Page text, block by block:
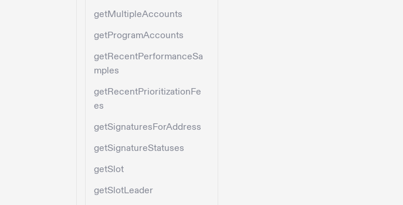
getMultipleAccounts
getProgramAccounts
getRecentPerformanceSa
mples
getRecentPrioritizationFe
es
getSignaturesForAddress
getSignatureStatuses
getSlot
getSlotLeader